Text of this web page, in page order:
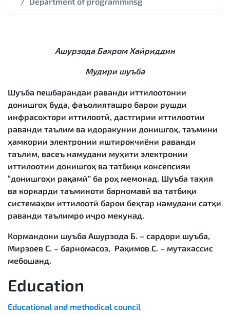
Ашурзода Бахром Хайриддин
Мудири шуъба
Шуъба пешбарандаи раванди иттилоотонии
донишгоҳ буда, фаъолияташро барои рушди
инфрасохтори иттилоотӣ, дастгирии иттилоотии
раванди таълим ва идоракунии донишгоҳ, таъмини
ҳамкории электронии иштирокчиёни раванди
таълим, васеъ намудани муҳити электронии
иттилоотии донишгоҳ ва татбиқи консепсияи
“донишгоҳи рақамӣ” ба роҳ мемонад. Шуъба таҳия
ва коркарди таъминоти барномавӣ ва татбиқи
системаҳои иттилоотӣ барои беҳтар намудани сатҳи
раванди таълимро иҷро мекунад.
Кормандони шуъба Ашурзода Б. – сардори шуъба,
Мирзоев С. – барномасоз, Раҳимов С. – мутахассис
мебошанд.
Education
Educational and methodical council